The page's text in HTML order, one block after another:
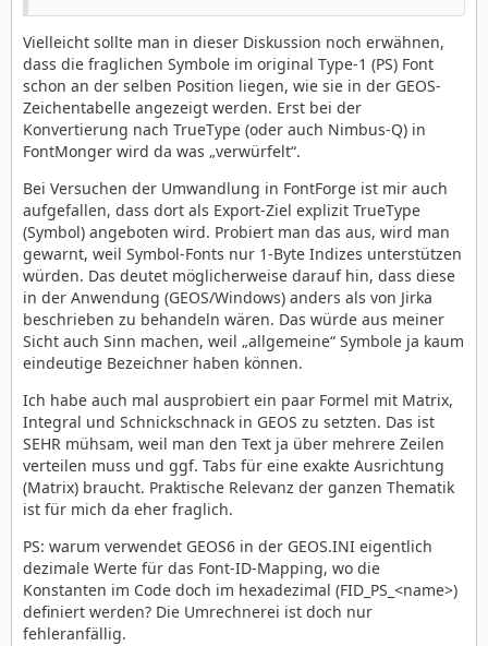
Vielleicht sollte man in dieser Diskussion noch erwähnen,
dass die fraglichen Symbole im original Type-1 (PS) Font
schon an der selben Position liegen, wie sie in der GEOS-
Zeichentabelle angezeigt werden. Erst bei der
Konvertierung nach TrueType (oder auch Nimbus-Q) in
FontMonger wird da was „verwürfelt“.
Bei Versuchen der Umwandlung in FontForge ist mir auch
aufgefallen, dass dort als Export-Ziel explizit TrueType
(Symbol) angeboten wird. Probiert man das aus, wird man
gewarnt, weil Symbol-Fonts nur 1-Byte Indizes unterstützen
würden. Das deutet möglicherweise darauf hin, dass diese
in der Anwendung (GEOS/Windows) anders als von Jirka
beschrieben zu behandeln wären. Das würde aus meiner
Sicht auch Sinn machen, weil „allgemeine“ Symbole ja kaum
eindeutige Bezeichner haben können.
Ich habe auch mal ausprobiert ein paar Formel mit Matrix,
Integral und Schnickschnack in GEOS zu setzten. Das ist
SEHR mühsam, weil man den Text ja über mehrere Zeilen
verteilen muss und ggf. Tabs für eine exakte Ausrichtung
(Matrix) braucht. Praktische Relevanz der ganzen Thematik
ist für mich da eher fraglich.
PS: warum verwendet GEOS6 in der GEOS.INI eigentlich
dezimale Werte für das Font-ID-Mapping, wo die
Konstanten im Code doch im hexadezimal (FID_PS_<name>)
definiert werden? Die Umrechnerei ist doch nur
fehleranfällig.